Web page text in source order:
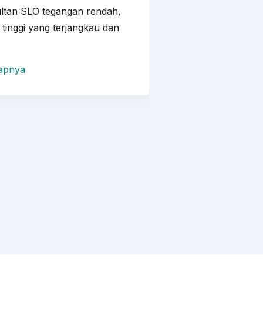
SLO tegangan rendah,
yang terjangkau dan